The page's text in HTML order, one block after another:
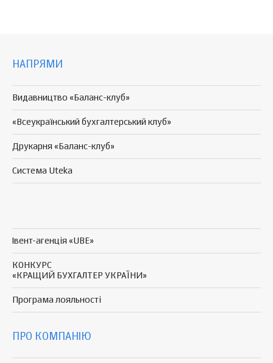
НАПРЯМИ
Видавництво «Баланс-клуб»
«Всеукраїнський бухгалтерський клуб»
Друкарня «Баланс-клуб»
Система Uteka
Івент-агенція «UBE»
КОНКУРС
«КРАЩИЙ БУХГАЛТЕР УКРАЇНИ»
Програма лояльності
ПРО КОМПАНІЮ